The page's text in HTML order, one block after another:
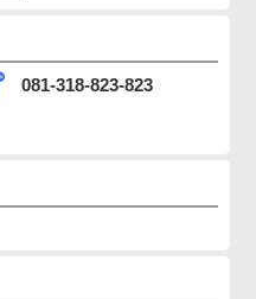
081-318-823-823